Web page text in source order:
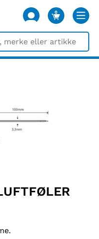
0
VARER